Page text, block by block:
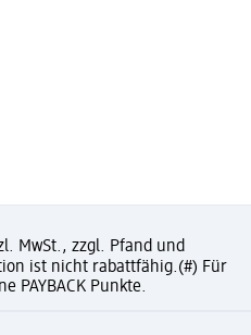
MwSt., zzgl. Pfand und
ist nicht rabattfähig.(#) Für
PAYBACK Punkte.